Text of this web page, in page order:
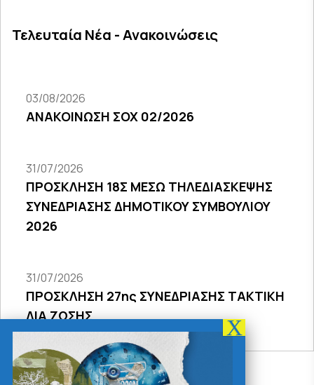
Τελευταία Νέα - Ανακοινώσεις
03/08/2026
ΑΝΑΚΟΙΝΩΣΗ ΣΟΧ 02/2026
31/07/2026
ΠΡΟΣΚΛΗΣΗ 18Σ ΜΕΣΩ ΤΗΛΕΔΙΑΣΚΕΨΗΣ
ΣΥΝΕΔΡΙΑΣΗΣ ΔΗΜΟΤΙΚΟΥ ΣΥΜΒΟΥΛΙΟΥ
2026
31/07/2026
ΠΡΟΣΚΛΗΣΗ 27ης ΣΥΝΕΔΡΙΑΣΗΣ ΤΑΚΤΙΚΗ
ΔΙΑ ΖΩΣΗΣ